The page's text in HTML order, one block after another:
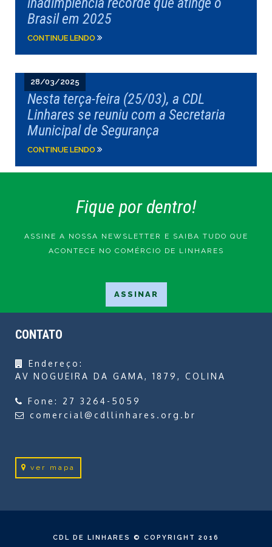
Brasil em 2025
CONTINUE LENDO
28/03/2025
Nesta terça-feira (25/03), a CDL
Linhares se reuniu com a Secretaria
Municipal de Segurança
CONTINUE LENDO
Fique por dentro!
ASSINE A NOSSA NEWSLETTER E SAIBA TUDO QUE
ACONTECE NO COMÉRCIO DE LINHARES
CONTATO
Endereço:
AV NOGUEIRA DA GAMA, 1879, COLINA
Fone: 27 3264-5059
comercial@cdllinhares.org.br
ver mapa
CDL DE LINHARES © COPYRIGHT 2016